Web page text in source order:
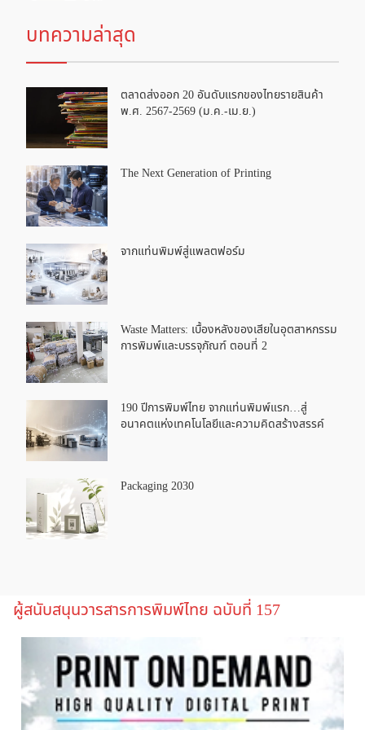
บทความล่าสุด
ตลาดส่งออก 20 อันดับแรกของไทยรายสินค้า
พ.ศ. 2567-2569 (ม.ค.-เม.ย.)
The Next Generation of Printing
จากแท่นพิมพ์สู่แพลตฟอร์ม
Waste Matters: เบื้องหลังของเสียในอุตสาหกรรม
การพิมพ์และบรรจุภัณฑ์ ตอนที่ 2
190 ปีการพิมพ์ไทย จากแท่นพิมพ์แรก…สู่
อนาคตแห่งเทคโนโลยีและความคิดสร้างสรรค์
Packaging 2030
ผู้สนับสนุนวารสารการพิมพ์ไทย ฉบับที่ 157